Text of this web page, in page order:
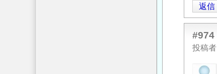
し
ょ」
返
信
返信
#974
投稿者
匿